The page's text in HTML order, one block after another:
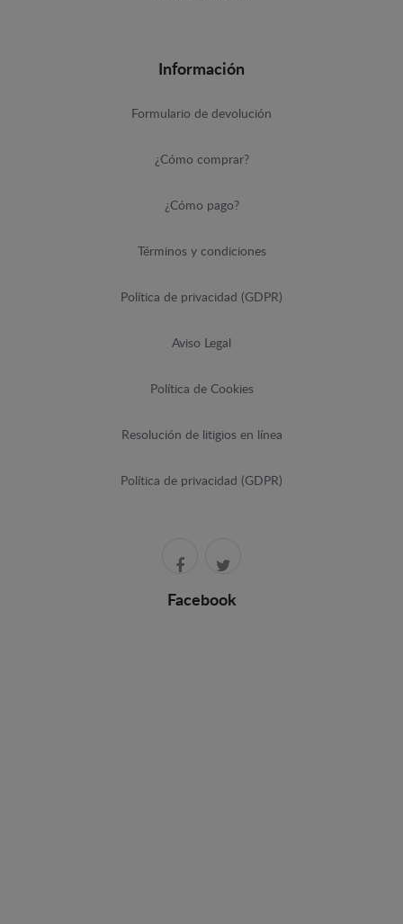
Información
Formulario de devolución
¿Cómo comprar?
¿Cómo pago?
Términos y condiciones
Política de privacidad (GDPR)
Aviso Legal
Política de Cookies
Resolución de litigios en línea
Política de privacidad (GDPR)
Facebook